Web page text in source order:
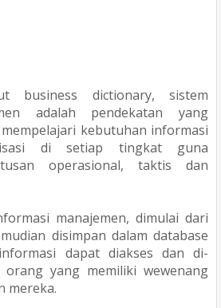
business dictionary, sistem
adalah pendekatan yang
kebutuhan informasi
di setiap tingkat guna
operasional, taktis dan
manajemen, dimulai dari
disimpan dalam database
dapat diakses dan di-
yang memiliki wewenang
mereka.